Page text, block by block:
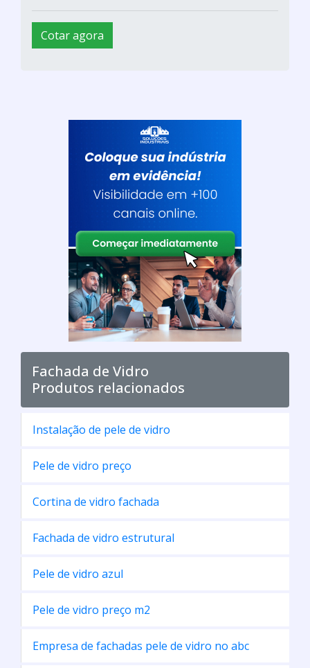
Cotar agora
Fachada de Vidro
Produtos relacionados
Instalação de pele de vidro
Pele de vidro preço
Cortina de vidro fachada
Fachada de vidro estrutural
Pele de vidro azul
Pele de vidro preço m2
Empresa de fachadas pele de vidro no abc